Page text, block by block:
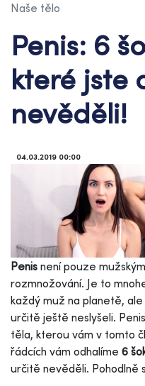
Naše tělo
Penis: 6
které jste
nevěděli!
04.03.2019 00:00
Penis není pouze
rozmnožování. Je to
každý muž na planetě,
určitě ještě neslyšeli.
těla, kterou vám v tomto
řádcích vám odhalíme 6
určitě nevěděli. Pohodlně